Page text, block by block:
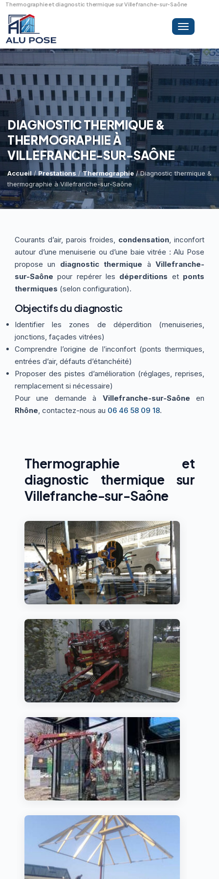
Thermographie et diagnostic thermique sur Villefranche-sur-Saône
LA SOCIÉTÉ
PRESTATIONS
Dépannage Vitrages
Vitrine Magasin
Expertise Bris De Glace
Recherche De Fuite
MINI-GRUE ARAIGNÉE
Capacité De Levage
Accès Difficiles
RÉFÉRENCES
Toggle
DIAGNOSTIC THERMIQUE &
THERMOGRAPHIE À
VILLEFRANCHE-SUR-SAÔNE
Accueil / Prestations /Thermographie / Diagnostic thermique &
thermographie à Villefranche-sur-Saône
Courants d’air, parois froides, condensation , inconfort
autour d’une menuiserie ou d’une baie vitrée : Alu Pose
propose un diagnostic thermique àVillefranche-
sur-Saône pour repérer les déperditions et ponts
thermiques (selon configuration).
Objectifs du diagnostic
Identifier les zones de déperdition (menuiseries,
jonctions, façades vitrées)
Comprendre l’origine de l’inconfort (ponts thermiques,
entrées d’air, défauts d’étanchéité)
Proposer des pistes d’amélioration (réglages, reprises,
remplacement si nécessaire)
Pour une demande à Villefranche-sur-Saône en
Rhône , contactez-nous au 06 46 58 09 18.
Thermographie et
diagnostic thermique sur
Villefranche-sur-Saône